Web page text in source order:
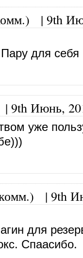
| 9th
для себя
| 9th Июнь,
уже
| 9th
для
Спаасибо.